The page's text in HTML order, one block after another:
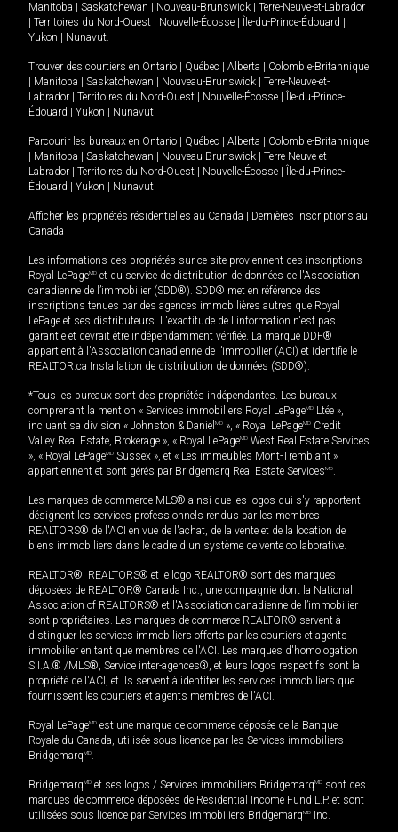
Manitoba
Saskatchewan Nouveau-Brunswick
Terre-Neuve-et-Labrador
Territoires du Nord-Ouest Nouvelle-Écosse Île-du-Prince-Édouard
Yukon
Nunavut.
Trouver des courtiers en Ontario Québec Alberta
Colombie-Britannique
Manitoba Saskatchewan Nouveau-Brunswick
Terre-Neuve-et-
Labrador
Territoires du Nord-Ouest Nouvelle-Écosse
Île-du-Prince-
Édouard
Yukon Nunavut
Parcourir les bureaux en Ontario Québec Alberta
Colombie-Britannique
Manitoba Saskatchewan Nouveau-Brunswick
Terre-Neuve-et-
Labrador
Territoires du Nord-Ouest Nouvelle-Écosse
Île-du-Prince-
Édouard
Yukon Nunavut
Afficher les propriétés résidentielles au Canada
Dernières inscriptions au
Canada
Les informations des propriétés sur ce site proviennent des inscriptions
Royal LePageMD et du service de distribution de données de l'Association
canadienne de l’immobilier (SDD®). SDD® met en référence des
inscriptions tenues par des agences immobilières autres que Royal
LePage et ses distributeurs. L'exactitude de l'information n'est pas
garantie et devrait être indépendamment vérifiée. La marque DDF®
appartient à l'Association canadienne de l’immobilier (ACI) et identifie le
REALTOR.ca Installation de distribution de données (SDD®).
*Tous les bureaux sont des propriétés indépendantes. Les bureaux
comprenant la mention « Services immobiliers Royal LePageMD Ltée »,
incluant sa division « Johnston & Daniel MD », « Royal LePageMD Credit
Valley Real Estate, Brokerage », « Royal LePageMD West Real Estate Services
», « Royal LePageMD Sussex », et « Les immeubles Mont-Tremblant »
appartiennent et sont gérés par Bridgemarq Real Estate ServicesMD.
Les marques de commerce MLS® ainsi que les logos qui s'y rapportent
désignent les services professionnels rendus par les membres
REALTORS® de l'ACI en vue de l'achat, de la vente et de la location de
biens immobiliers dans le cadre d'un système de vente collaborative.
REALTOR®, REALTORS® et le logo REALTOR® sont des marques
déposées de REALTOR® Canada Inc., une compagnie dont la National
Association of REALTORS® et l'Association canadienne de l’immobilier
sont propriétaires. Les marques de commerce REALTOR® servent à
distinguer les services immobiliers offerts par les courtiers et agents
immobilier en tant que membres de l'ACI. Les marques d'homologation
S.I.A.® /MLS®, Service inter-agences®, et leurs logos respectifs sont la
propriété de l'ACI, et ils servent à identifier les services immobiliers que
fournissent les courtiers et agents membres de l'ACI.
Royal LePageMD est une marque de commerce déposée de la Banque
Royale du Canada, utilisée sous licence par les Services immobiliers
BridgemarqMD.
BridgemarqMD et ses logos / Services immobiliers BridgemarqMD sont des
marques de commerce déposées de Residential Income Fund L.P. et sont
utilisées sous licence par Services immobiliers BridgemarqMD Inc.